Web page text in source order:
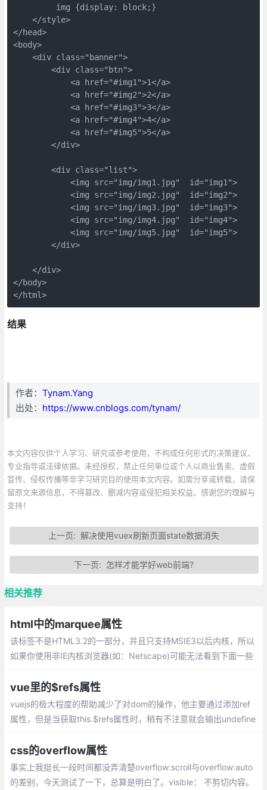
         img {display: block;}
    </style>
</head>
<body>
    <div class="banner">
        <div class="btn">
            <a href="#img1">1</a>
            <a href="#img2">2</a>
            <a href="#img3">3</a>
            <a href="#img4">4</a>
            <a href="#img5">5</a>
        </div>
        <div class="list">
            <img src="img/img1.jpg"  id="img1">
            <img src="img/img2.jpg"  id="img2">
            <img src="img/img3.jpg"  id="img3">
            <img src="img/img4.jpg"  id="img4">
            <img src="img/img5.jpg"  id="img5">
        </div>
    </div>
</body>
</html>
结果
作者： Tynam.Yang
出处： https://www.cnblogs.com/tynam/
本文内容仅供个人学习、研究或参考使用，不构成任何形式的决策建议、
专业指导或法律依据。未经授权，禁止任何单位或个人以商业售卖、虚假
宣传、侵权传播等非学习研究目的使用本文内容。如需分享或转载，请保
留原文来源信息，不得篡改、删减内容或侵犯相关权益。感谢您的理解与
支持！
上一页:解决使用vuex刷新页面state数据消失
下一页: 怎样才能学好web前端?
相关推荐
html中的marquee属性
该标签不是HTML3.2的一部分，并且只支持MSIE3以后内核，所以
如果你使用非IE内核浏览器(如：Netscape)可能无法看到下面一些
vue里的$refs属性
vuejs的极大程度的帮助减少了对dom的操作，他主要通过添加ref
属性，但是当获取this.$refs属性时，稍有不注意就会输出undefine
几种情况记录：
css的overflow属性
事实上我挺长一段时间都没弄清楚overflow:scroll与overflow:auto
的差别，今天测试了一下，总算是明白了。visible： 不剪切内容。